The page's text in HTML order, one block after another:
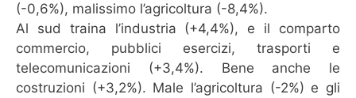
(-0,6%), malissimo l’agricoltura (-8,4%).
Al sud traina l’industria (+4,4%), e il comparto
commercio, pubblici esercizi, trasporti e
telecomunicazioni (+3,4%). Bene anche le
costruzioni (+3,2%). Male l’agricoltura (-2%) e gli